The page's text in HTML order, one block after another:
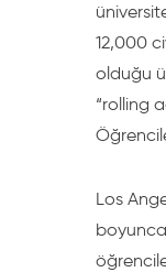
12,000
olduğu
“rolling
Los